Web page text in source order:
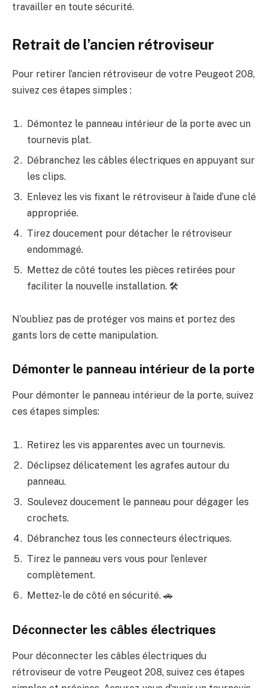
travailler en toute sécurité.
Retrait de l’ancien rétroviseur
Pour retirer l’ancien rétroviseur de votre Peugeot 208,
suivez ces étapes simples :
Démontez le panneau intérieur de la porte avec un
tournevis plat.
Débranchez les câbles électriques en appuyant sur
les clips.
Enlevez les vis fixant le rétroviseur à l’aide d’une clé
appropriée.
Tirez doucement pour détacher le rétroviseur
endommagé.
Mettez de côté toutes les pièces retirées pour
faciliter la nouvelle installation. 🛠️
N’oubliez pas de protéger vos mains et portez des
gants lors de cette manipulation.
Démonter le panneau intérieur de la porte
Pour démonter le panneau intérieur de la porte, suivez
ces étapes simples:
Retirez les vis apparentes avec un tournevis.
Déclipsez délicatement les agrafes autour du
panneau.
Soulevez doucement le panneau pour dégager les
crochets.
Débranchez tous les connecteurs électriques.
Tirez le panneau vers vous pour l’enlever
complètement.
Mettez-le de côté en sécurité. 🚗
Déconnecter les câbles électriques
Pour déconnecter les câbles électriques du
rétroviseur de votre Peugeot 208, suivez ces étapes